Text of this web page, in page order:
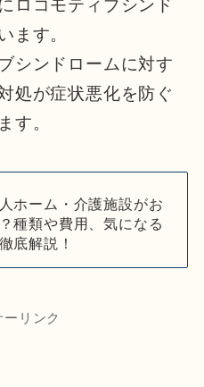
ロコモティブシンド
ます。
シンドロームに対す
処が症状悪化を防ぐ
す。
ホーム・介護施設がお
種類や費用、気になる
底解説！
ーリンク